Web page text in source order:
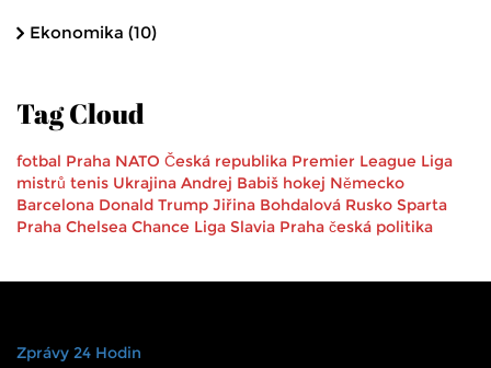
Ekonomika (10)
Tag Cloud
fotbal Praha NATO Česká republika Premier League Liga
mistrů tenis Ukrajina Andrej Babiš hokej Německo
Barcelona Donald Trump Jiřina Bohdalová Rusko Sparta
Praha Chelsea Chance Liga Slavia Praha česká politika
Zprávy 24 Hodin